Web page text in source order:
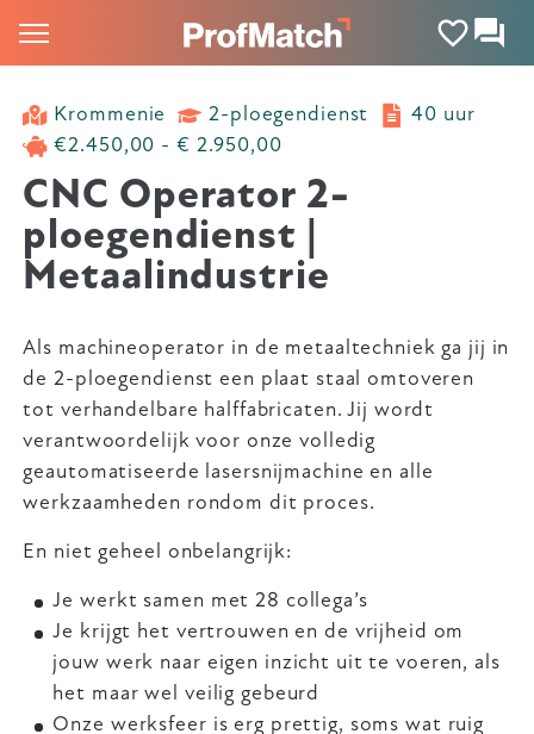
Krommenie 2-ploegendienst
40 uur
€2.450,00 - € 2.950,00
CNC Operator 2-
ploegendienst |
Metaalindustrie
Als machineoperator in de metaaltechniek ga jij in
de 2-ploegendienst een plaat staal omtoveren
tot verhandelbare halffabricaten. Jij wordt
verantwoordelijk voor onze volledig
geautomatiseerde lasersnijmachine en alle
werkzaamheden rondom dit proces.
En niet geheel onbelangrijk:
Je werkt samen met 28 collega’s
Je krijgt het vertrouwen en de vrijheid om
jouw werk naar eigen inzicht uit te voeren, als
het maar wel veilig gebeurd
Onze werksfeer is erg prettig, soms wat ruig